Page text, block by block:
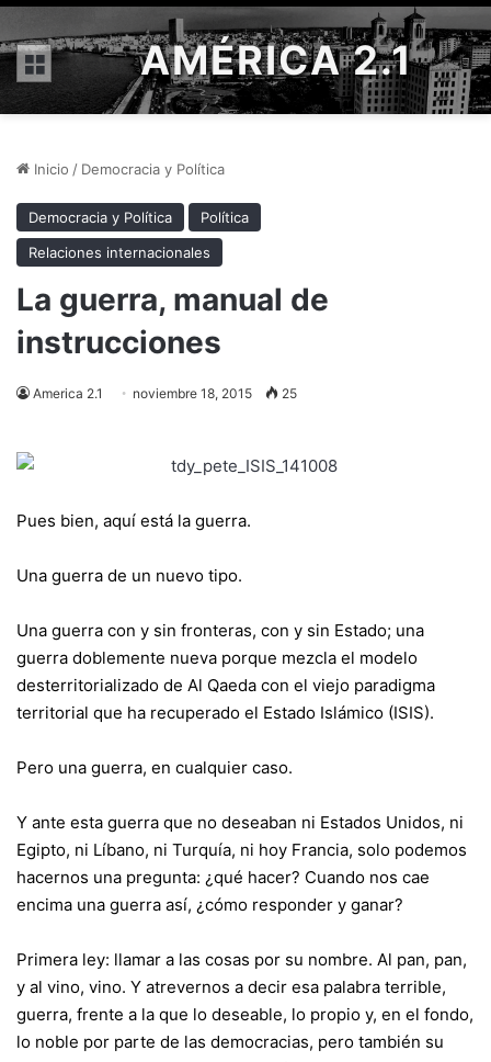
Menú AMÉRICA 2.1
Inicio / Democracia y Política
Democracia y Política
Política
Relaciones internacionales
La guerra, manual de
instrucciones
America 2.1 noviembre 18, 2015 25
Pues bien, aquí está la guerra.
Una guerra de un nuevo tipo.
Una guerra con y sin fronteras, con y sin Estado; una
guerra doblemente nueva porque mezcla el modelo
desterritorializado de Al Qaeda con el viejo paradigma
territorial que ha recuperado el Estado Islámico (ISIS).
Pero una guerra, en cualquier caso.
Y ante esta guerra que no deseaban ni Estados Unidos, ni
Egipto, ni Líbano, ni Turquía, ni hoy Francia, solo podemos
hacernos una pregunta: ¿qué hacer? Cuando nos cae
encima una guerra así, ¿cómo responder y ganar?
Primera ley: llamar a las cosas por su nombre. Al pan, pan,
y al vino, vino. Y atrevernos a decir esa palabra terrible,
guerra, frente a la que lo deseable, lo propio y, en el fondo,
lo noble por parte de las democracias, pero también su